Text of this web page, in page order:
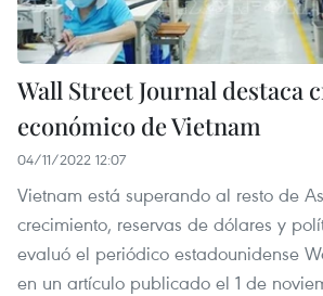
Wall Street Journal destaca
económico de Vietnam
04/11/2022 12:07
Vietnam está superando al resto de
crecimiento, reservas de dólares y
evaluó el periódico estadounidense
en un artículo publicado el 1 de